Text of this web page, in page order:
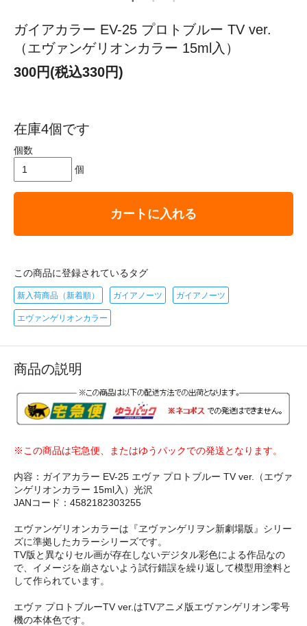
ガイアカラー EV-25 プロトブルー TV ver.
（エヴァンゲリオンカラー 15ml入）
300円(税込330円)
在庫4個です
個数
個
カートに入れる
この商品に登録されているタグ
新入荷商品（新着順） ガイアノーツ ガイアノーツ
エヴァンゲリオンカラー
商品の説明
※この商品は宅急便、またはゆうパックでの発送となります。
内容：ガイアカラー EV-25 エヴァ プロトブルー TV ver.（エヴァ
ンゲリオンカラー 15ml入）光沢
JANコード：4582182303255
エヴァンゲリオンカラーは『ヱヴァンゲリヲン新劇場版』シリー
ズに準拠したカラーシリーズです。
TV版と異なりセル画が存在しないデジタル彩色による作品なの
で、イメージを崩さないよう試行錯誤を繰り返して模型用塗料と
して作られています。
エヴァ プロトブルーTV ver.はTVアニメ版エヴァンゲリオン零号
機の本体色です。